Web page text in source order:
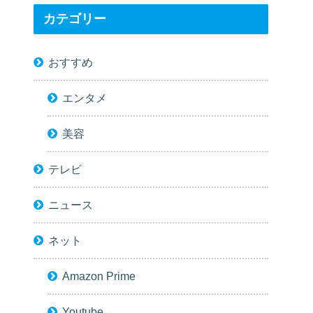
カテゴリー
おすすめ
エンタメ
美容
テレビ
ニュース
ネット
Amazon Prime